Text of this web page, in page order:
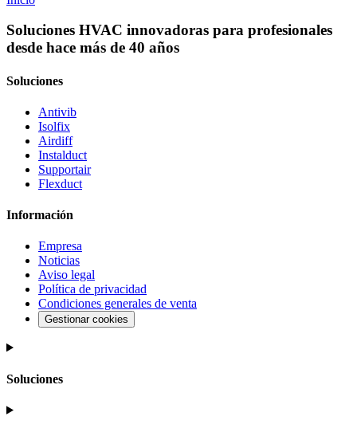
Soluciones HVAC innovadoras para profesionales
desde hace más de 40 años
Soluciones
Antivib
Isolfix
Airdiff
Instalduct
Supportair
Flexduct
Información
Empresa
Noticias
Aviso legal
Política de privacidad
Condiciones generales de venta
Gestionar cookies
Soluciones